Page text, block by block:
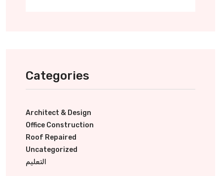
Categories
Architect & Design
Office Construction
Roof Repaired
Uncategorized
التعليم